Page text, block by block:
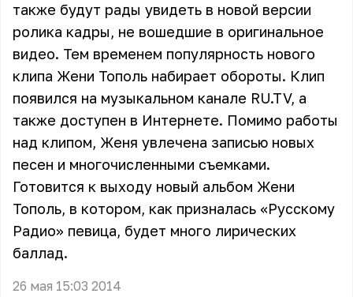
также будут рады увидеть в новой версии
ролика кадры, не вошедшие в оригинальное
видео. Тем временем популярность нового
клипа Жени Тополь набирает обороты. Клип
появился на музыкальном канале RU.TV, а
также доступен в Интернете. Помимо работы
над клипом, Женя увлечена записью новых
песен и многочисленными съемками.
Готовится к выходу новый альбом Жени
Тополь, в котором, как призналась «Русскому
Радио» певица, будет много лирических
баллад.
26 мая 15:03 2014